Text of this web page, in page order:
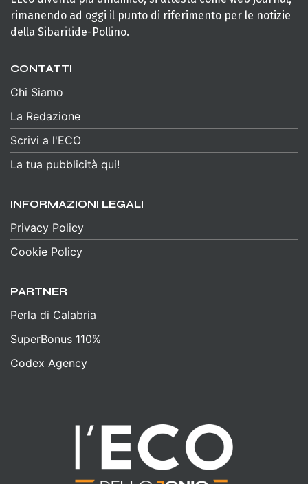
rimanendo ad oggi il punto di riferimento per le notizie
della Sibaritide-Pollino.
CONTATTI
Chi Siamo
La Redazione
Scrivi a l'ECO
La tua pubblicità qui!
INFORMAZIONI LEGALI
Privacy Policy
Cookie Policy
PARTNER
Perla di Calabria
SuperBonus 110%
Codex Agency